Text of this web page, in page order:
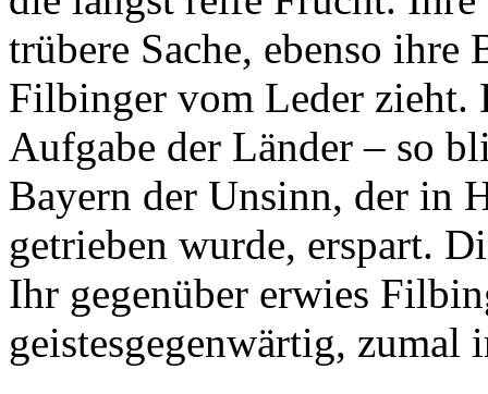
trübere Sache, ebenso
Filbinger vom Leder zieht.
Aufgabe der Länder – so
Bayern der Unsinn, der in
getrieben wurde, erspart.
Ihr gegenüber erwies
geistesgegenwärtig, zumal